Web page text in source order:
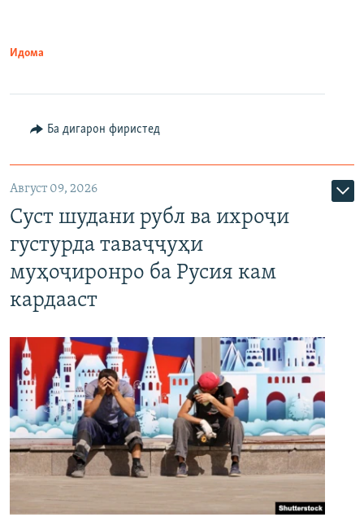
Идома
Ба дигарон фиристед
Август 09, 2026
Суст шудани рубл ва ихроҷи
густурда таваҷҷуҳи
муҳоҷиронро ба Русия кам
кардааст